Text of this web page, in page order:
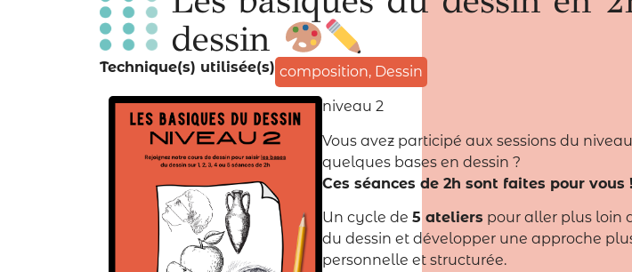
dessin
Technique(s) utilisée(s) composition, Dessin
niveau 2
Vous avez participé aux sessions du
quelques bases en dessin ?
Ces séances de 2h sont faites pour vous !
Un cycle de5 ateliers pour aller plus loin
du dessin et développer une approche
personnelle et structurée.